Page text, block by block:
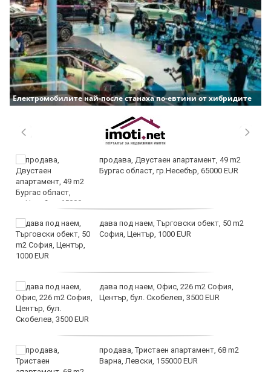
Електромобилите най-после станаха по-евтини от хибридите
продава, Двустаен апартамент, 49 m2
Бургас област, гр.Несебър, 65000 EUR
дава под наем, Търговски обект, 50 m2
София, Център, 1000 EUR
дава под наем, Офис, 226 m2 София,
Център, бул. Скобелев, 3500 EUR
продава, Тристаен апартамент, 68 m2
Варна, Левски, 155000 EUR